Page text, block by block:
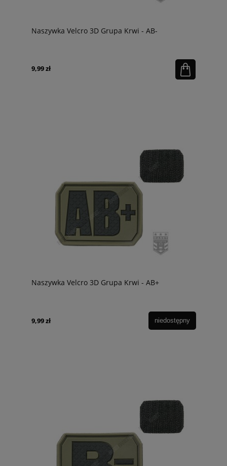
Naszywka Velcro 3D Grupa Krwi - AB-
9,99 zł
Naszywka Velcro 3D Grupa Krwi - AB+
9,99 zł niedostępny